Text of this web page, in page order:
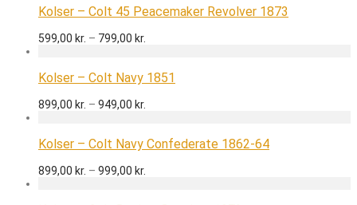
769,00 kr.
Kolser – Colt 45 Peacemaker Revolver 1873
599,00 kr. – 799,00 kr.
799,00 kr.
Kolser – Colt Navy 1851
899,00 kr. – 949,00 kr.
949,00 kr.
Kolser – Colt Navy Confederate 1862-64
899,00 kr. – 999,00 kr.